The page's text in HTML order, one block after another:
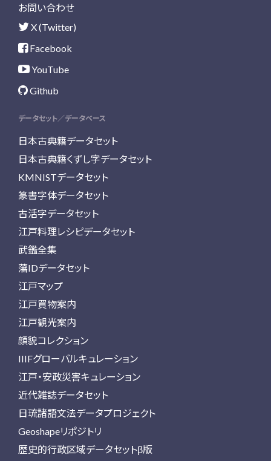
お問い合わせ
X (Twitter)
Facebook
YouTube
Github
データセット／データベース
日本古典籍データセット
日本古典籍くずし字データセット
KMNISTデータセット
篆書字体データセット
古活字データセット
江戸料理レシピデータセット
武鑑全集
藩IDデータセット
江戸マップ
江戸買物案内
江戸観光案内
顔貌コレクション
IIIFグローバルキュレーション
江戸・安政災害キュレーション
近代雑誌データセット
日琉諸語文法データプロジェクト
Geoshapeリポジトリ
歴史的行政区域データセットβ版